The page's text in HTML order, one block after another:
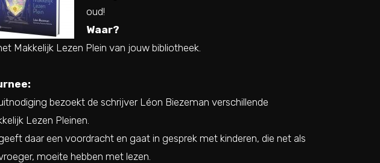
oud!
Waar?
Makkelijk Lezen Plein van jouw bibliotheek.
bezoekt de schrijver Léon Biezeman verschillende
Lezen Pleinen.
daar een voordracht en gaat in gesprek met kinderen, die net als
moeite hebben met lezen.